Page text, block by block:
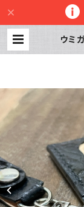
ウミ